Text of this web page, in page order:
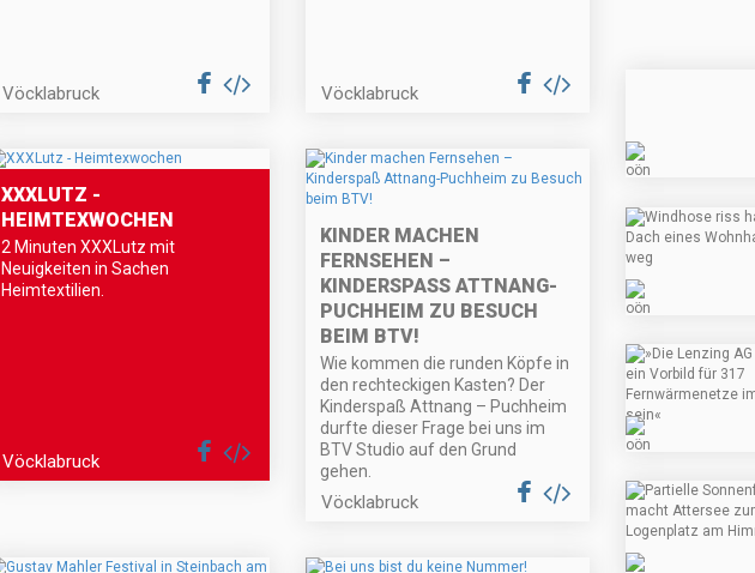
Vöcklabruck Vöcklabruck
XXXLUTZ -
HEIMTEXWOCHEN
2 Minuten XXXLutz mit
Neuigkeiten in Sachen
Heimtextilien.
Vöcklabruck
KINDER MACHEN
FERNSEHEN –
KINDERSPASS ATTNANG-P
UCHHEIM ZU BESUCH B
EIM BTV!
Wie kommen die runden Köpfe in
den rechteckigen Kasten? Der
Kinderspaß Attnang – Puchheim
durfte dieser Frage bei uns im
BTV Studio auf den Grund
gehen.
Vöcklabruck